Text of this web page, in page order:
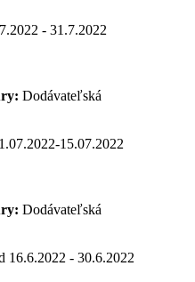
- 31.7.2022
Dodávateľská
15.07.2022
Dodávateľská
16.6.2022 - 30.6.2022